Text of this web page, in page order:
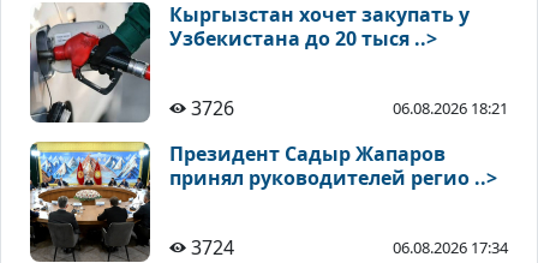
Кыргызстан хочет закупать у
Узбекистана до 20 тыся ..>
3726 06.08.2026 18:21
Президент Садыр Жапаров
принял руководителей регио ..>
3724 06.08.2026 17:34